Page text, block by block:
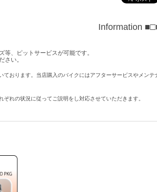
Information
、ピットサービスが可能です。
さい。
おります。当店購入のバイクにはアフターサービスやメン
れの状況に従ってご説明をし対応させていただきます。